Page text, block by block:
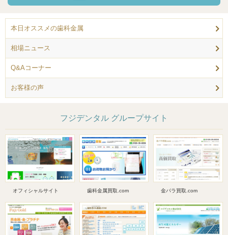
本日オススメの歯科金属
相場ニュース
Q&Aコーナー
お客様の声
フジデンタル グループサイト
オフィシャルサイト 歯科金属買取.com 金パラ買取.com